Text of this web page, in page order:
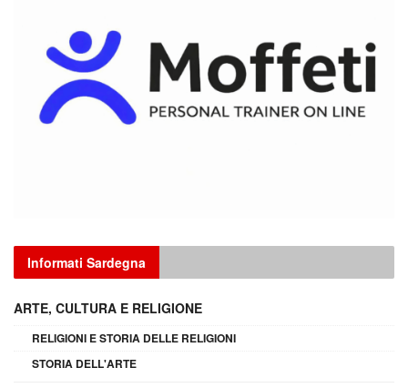
Informati Sardegna
ARTE, CULTURA E RELIGIONE
RELIGIONI E STORIA DELLE RELIGIONI
STORIA DELL'ARTE